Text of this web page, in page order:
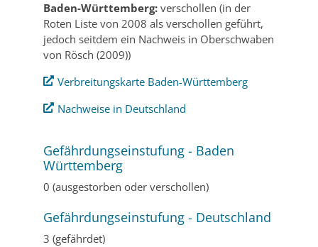
Baden-Württemberg:verschollen (in der
Roten Liste von 2008 als verschollen geführt,
jedoch seitdem ein Nachweis in Oberschwaben
von Rösch (2009))
Verbreitungskarte Baden-Württemberg
Nachweise in Deutschland
Gefährdungseinstufung - Baden
Württemberg
0 (ausgestorben oder verschollen)
Gefährdungseinstufung - Deutschland
3 (gefährdet)